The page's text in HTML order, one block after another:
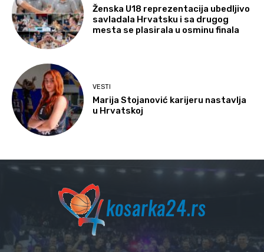
Ženska U18 reprezentacija ubedljivo
savladala Hrvatsku i sa drugog
mesta se plasirala u osminu finala
VESTI
Marija Stojanović karijeru nastavlja
u Hrvatskoj